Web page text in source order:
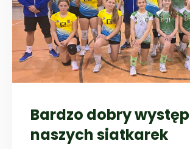
Bardzo dobry występ
naszych siatkarek